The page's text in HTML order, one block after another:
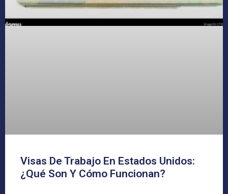
Visas De Trabajo En Estados Unidos:
¿Qué Son Y Cómo Funcionan?